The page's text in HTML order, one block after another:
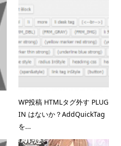
WP投稿 HTMLタグ外す PLUG
IN はないか？AddQuickTag
を...